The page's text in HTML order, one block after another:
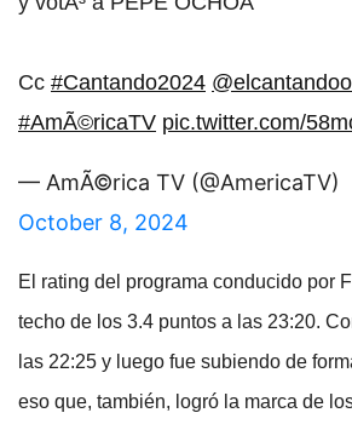
Cc #Cantando2024
#AmÃ©ricaTV pic.twitter.com/
— AmÃ©rica TV (@AmericaTV)
October 8, 2024
El rating del programa conducido por
techo de los 3.4 puntos a las 23:20.
las 22:25 y luego fue subiendo de
eso que, también, logró la marca de